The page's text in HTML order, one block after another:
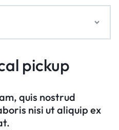
pickup
quis nostrud
nisi ut aliquip ex